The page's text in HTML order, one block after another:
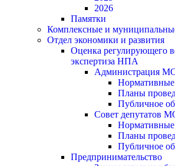
2026
Памятки
Комплексные и
Отдел экономики и развития
Оценка регулирующего
экспертиза НПА
Администрация
Планы
Публичное
Совет депутатов
Планы
Публичное
Предпринимательство